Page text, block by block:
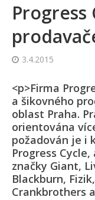
Progress
3.4.2015
<p>Firma
a šikovného
oblast Praha.
orientována
požadován je i
Progress
značky Giant,
Blackburn,
Crankbrothers